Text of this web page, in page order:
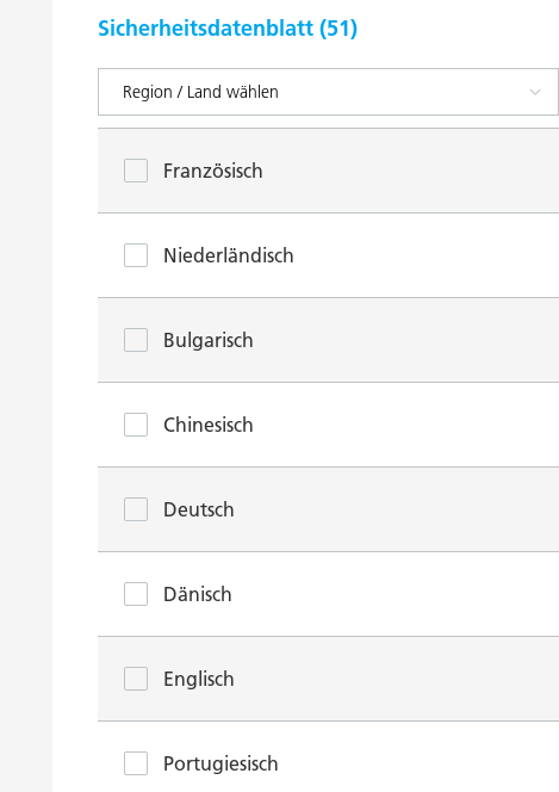
Sicherheitsdatenblatt (51)
Französisch
Niederländisch
Bulgarisch
Chinesisch
Deutsch
Dänisch
Englisch
Portugiesisch